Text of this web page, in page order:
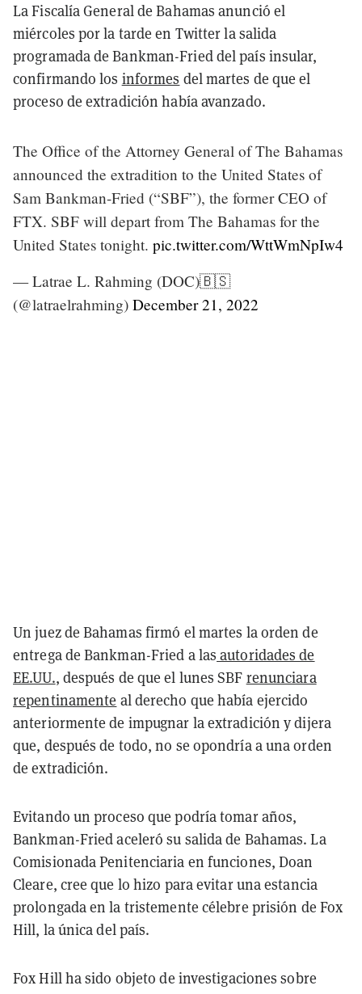
La Fiscalía General de Bahamas anunció el
miércoles por la tarde en Twitter la salida
programada de Bankman-Fried del país insular,
confirmando los informes del martes de que el
proceso de extradición había avanzado.
The Office of the Attorney General of The Bahamas
announced the extradition to the United States of
Sam Bankman-Fried (“SBF”), the former CEO of
FTX. SBF will depart from The Bahamas for the
United States tonight. pic.twitter.com/WttWmNpIw4
— Latrae L. Rahming (DOC)🇧🇸
(@latraelrahming) December 21, 2022
Un juez de Bahamas firmó el martes la orden de
entrega de Bankman-Fried a las autoridades de
EE.UU., después de que el lunes SBF renunciara
repentinamente al derecho que había ejercido
anteriormente de impugnar la extradición y dijera
que, después de todo, no se opondría a una orden
de extradición.
Evitando un proceso que podría tomar años,
Bankman-Fried aceleró su salida de Bahamas. La
Comisionada Penitenciaria en funciones, Doan
Cleare, cree que lo hizo para evitar una estancia
prolongada en la tristemente célebre prisión de Fox
Hill, la única del país.
Fox Hill ha sido objeto de investigaciones sobre